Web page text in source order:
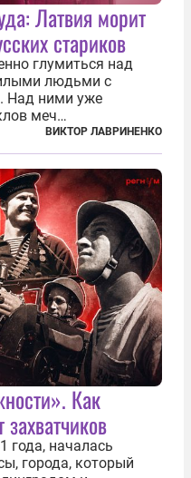
Латвия морит
стариков
глумиться над
людьми с
Над ними уже
меч
Некоторых уже
сами, не
домов. Пожилых
ВИКТОР ЛАВРИНЕНКО
Как
года, началась
города, который